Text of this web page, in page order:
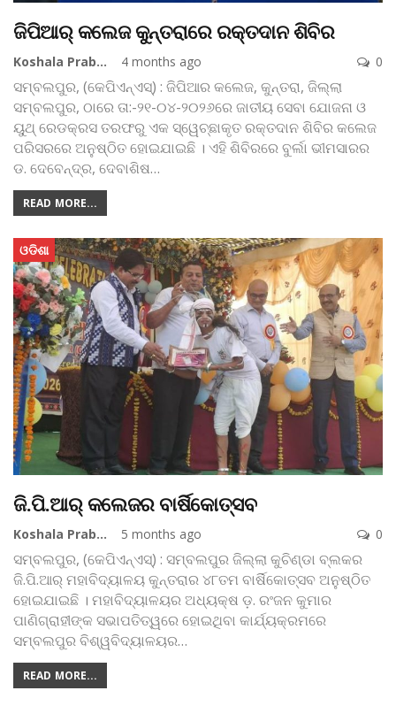
ଜିପିଆର୍‌ କଲେଜ କୁନ୍ତରାରେ ରକ୍ତଦାନ ଶିବିର
Koshala Prabaha 4 months ago 0
ସମ୍ବଲପୁର, (କେପିଏନ୍‌ଏସ୍‌) : ଜିପିଆର କଲେଜ, କୁନ୍ତରା, ଜିଲ୍ଲା
ସମ୍ବଲପୁର, ଠାରେ ତା:-୨୧-୦୪-୨୦୨୬ରେ ଜାତୀୟ ସେବା ଯୋଜନା ଓ
ୟୁଥ୍ ରେଡକ୍ରସ ତରଫରୁ ଏକ ସ୍ୱେଚ୍ଛାକୃତ ରକ୍ତଦାନ ଶିବିର କଲେଜ
ପରିସରରେ ଅନୁଷ୍ଠିତ ହୋଇଯାଇଛି । ଏହି ଶିବିରରେ ବୁର୍ଲା ଭୀମସାରର
ଡ. ଦେବେନ୍ଦ୍ର, ଦେବାଶିଷ…
READ MORE...
ଓଡିଶା
ଜି.ପି.ଆର୍ କଲେଜର ବାର୍ଷିକୋତ୍ସବ
Koshala Prabaha 5 months ago 0
ସମ୍ବଲପୁର, (କେପିଏନ୍‌ଏସ୍‌) : ସମ୍ବଲପୁର ଜିଲ୍ଲା କୁଚିଣ୍ଡା ବ୍ଲକର
ଜି.ପି.ଆର୍ ମହାବିଦ୍ୟାଳୟ କୁନ୍ତରାର ୪୮ତମ ବାର୍ଷିକୋତ୍ସବ ଅନୁଷ୍ଠିତ
ହୋଇଯାଇଛି । ମହାବିଦ୍ୟାଳୟର ଅଧ୍ୟକ୍ଷ ଡ଼. ରଂଜନ କୁମାର
ପାଣିଗ୍ରାହୀଙ୍କ ସଭାପତିତ୍ୱରେ ହୋଇଥିବା କାର୍ଯ୍ୟକ୍ରମରେ
ସମ୍ବଲପୁର ବିଶ୍ୱବିଦ୍ୟାଳୟର…
READ MORE...